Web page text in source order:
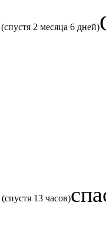
(спустя 2 месяца 6 дней)
(спустя 13 часов)